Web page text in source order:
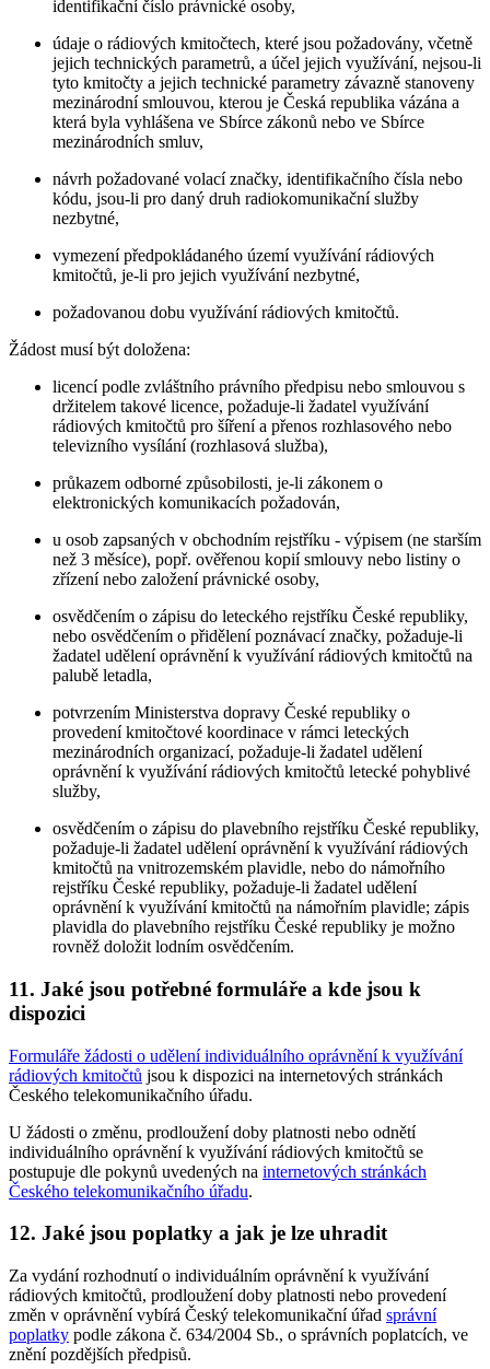
identifikační číslo právnické osoby,
údaje o rádiových kmitočtech, které jsou požadovány, včetně
jejich technických parametrů, a účel jejich využívání, nejsou-li
tyto kmitočty a jejich technické parametry závazně stanoveny
mezinárodní smlouvou, kterou je Česká republika vázána a
která byla vyhlášena ve Sbírce zákonů nebo ve Sbírce
mezinárodních smluv,
návrh požadované volací značky, identifikačního čísla nebo
kódu, jsou-li pro daný druh radiokomunikační služby
nezbytné,
vymezení předpokládaného území využívání rádiových
kmitočtů, je-li pro jejich využívání nezbytné,
požadovanou dobu využívání rádiových kmitočtů.
Žádost musí být doložena:
licencí podle zvláštního právního předpisu nebo smlouvou s
držitelem takové licence, požaduje-li žadatel využívání
rádiových kmitočtů pro šíření a přenos rozhlasového nebo
televizního vysílání (rozhlasová služba),
průkazem odborné způsobilosti, je-li zákonem o
elektronických komunikacích požadován,
u osob zapsaných v obchodním rejstříku - výpisem (ne starším
než 3 měsíce), popř. ověřenou kopií smlouvy nebo listiny o
zřízení nebo založení právnické osoby,
osvědčením o zápisu do leteckého rejstříku České republiky,
nebo osvědčením o přidělení poznávací značky, požaduje-li
žadatel udělení oprávnění k využívání rádiových kmitočtů na
palubě letadla,
potvrzením Ministerstva dopravy České republiky o
provedení kmitočtové koordinace v rámci leteckých
mezinárodních organizací, požaduje-li žadatel udělení
oprávnění k využívání rádiových kmitočtů letecké pohyblivé
služby,
osvědčením o zápisu do plavebního rejstříku České republiky,
požaduje-li žadatel udělení oprávnění k využívání rádiových
kmitočtů na vnitrozemském plavidle, nebo do námořního
rejstříku České republiky, požaduje-li žadatel udělení
oprávnění k využívání kmitočtů na námořním plavidle; zápis
plavidla do plavebního rejstříku České republiky je možno
rovněž doložit lodním osvědčením.
11. Jaké jsou potřebné formuláře a kde jsou k
dispozici
Formuláře žádosti o udělení individuálního oprávnění k využívání
rádiových kmitočtů jsou k dispozici na internetových stránkách
Českého telekomunikačního úřadu.
U žádosti o změnu, prodloužení doby platnosti nebo odnětí
individuálního oprávnění k využívání rádiových kmitočtů se
postupuje dle pokynů uvedených na internetových stránkách
Českého telekomunikačního úřadu.
12. Jaké jsou poplatky a jak je lze uhradit
Za vydání rozhodnutí o individuálním oprávnění k využívání
rádiových kmitočtů, prodloužení doby platnosti nebo provedení
změn v oprávnění vybírá Český telekomunikační úřad správní
poplatky podle zákona č. 634/2004 Sb., o správních poplatcích, ve
znění pozdějších předpisů.